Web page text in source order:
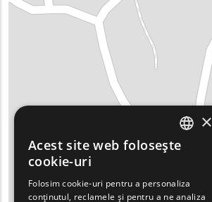
ENGLISH
FRENCH
×
Acest site web folosește
cookie-uri
Folosim cookie-uri pentru a personaliza
conținutul, reclamele și pentru a ne analiza